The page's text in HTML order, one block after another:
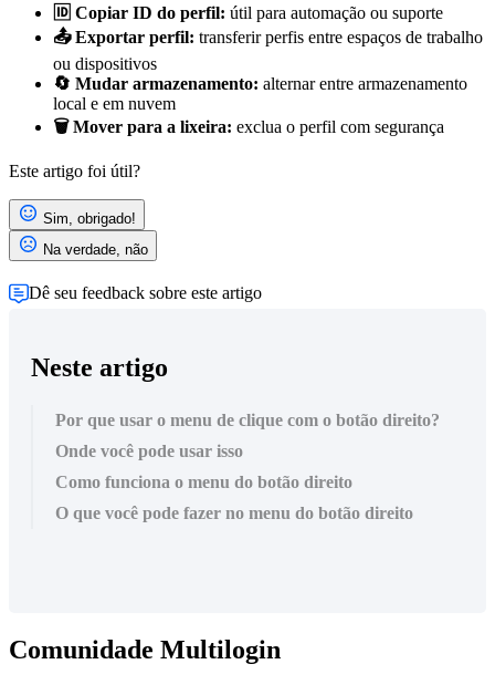
🆔 Copiar ID do perfil: útil para automação ou suporte
📤 Exportar perfil: transferir perfis entre espaços de trabalho
ou dispositivos
🔄 Mudar armazenamento: alternar entre armazenamento
local e em nuvem
🗑️ Mover para a lixeira: exclua o perfil com segurança
Este artigo foi útil?
Sim, obrigado!
Na verdade, não
Dê seu feedback sobre este artigo
Neste artigo
Por que usar o menu de clique com o botão direito?
Onde você pode usar isso
Como funciona o menu do botão direito
O que você pode fazer no menu do botão direito
Comunidade Multilogin